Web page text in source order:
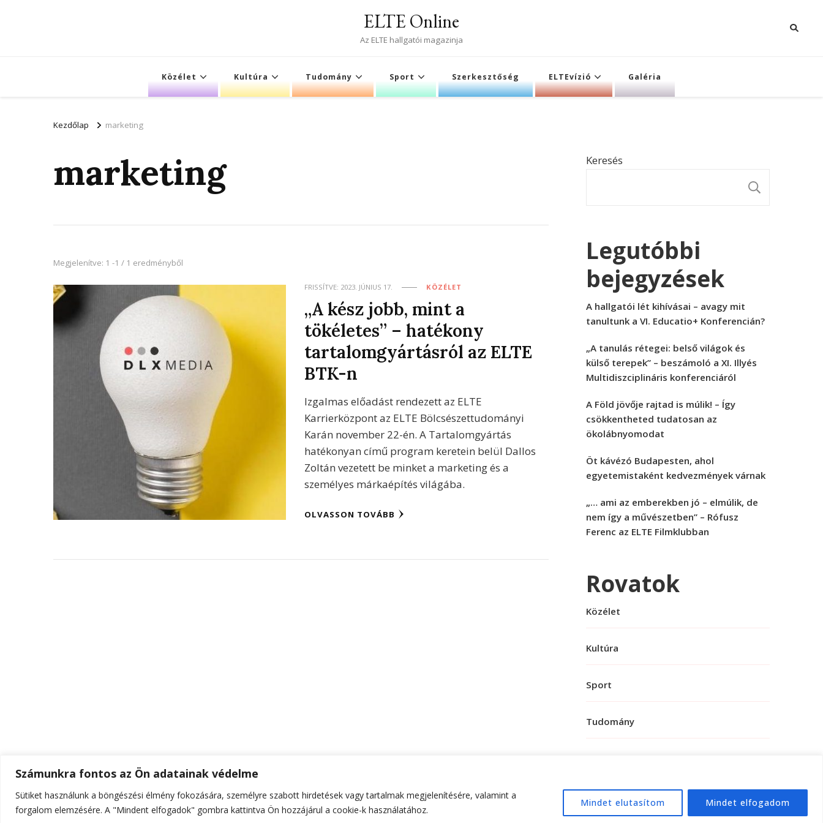
Számunkra fontos az Ön adatainak védelme
Sütiket használunk a böngészési élmény fokozására, személyre szabott hirdetések vagy tartalmak megjelenítésére, valamint a
forgalom elemzésére. A "Mindent elfogadok" gombra kattintva Ön hozzájárul a cookie-k használatához.
Mindet elutasítom Mindet elfogadom
ELTE Online
Az ELTE hallgatói magazinja
Közélet Kultúra Tudomány Sport Szerkesztőség ELTEvízió Galéria
Kezdőlap marketing
marketing
Megjelenítve: 1 -1 / 1 eredményből
FRISSÍTVE: 2023. JÚNIUS 17. KÖZÉLET
„A kész jobb, mint a
tökéletes” – hatékony
tartalomgyártásról az ELTE
BTK-n
Izgalmas előadást rendezett az ELTE
Karrierközpont az ELTE Bölcsészettudományi
Karán november 22-én. A Tartalomgyártás
hatékonyan című program keretein belül Dallos
Zoltán vezetett be minket a marketing és a
személyes márkaépítés világába.
OLVASSON TOVÁBB
Keresés
Legutóbbi
bejegyzések
A hallgatói lét kihívásai – avagy mit
tanultunk a VI. Educatio+ Konferencián?
„A tanulás rétegei: belső világok és
külső terepek” – beszámoló a XI. Illyés
Multidiszciplináris konferenciáról
A Föld jövője rajtad is múlik! – Így
csökkentheted tudatosan az
ökolábnyomodat
Öt kávézó Budapesten, ahol
egyetemistaként kedvezmények várnak
„… ami az emberekben jó – elmúlik, de
nem így a művészetben” – Rófusz
Ferenc az ELTE Filmklubban
Rovatok
Közélet
Kultúra
Sport
Tudomány
© Szerzői jog 2026ELTE Online . Minden jog fenntartva.Hello Fashion | Fejlesztette WordPress.